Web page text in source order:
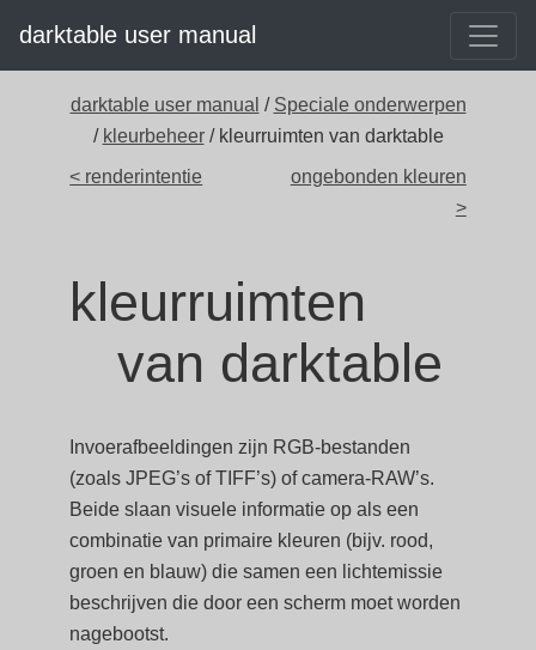
darktable user manual
darktable user manual / Speciale onderwerpen
/ kleurbeheer/ kleurruimten van darktable
< renderintentie
ongebonden kleuren
>
kleurruimten
van darktable
Invoerafbeeldingen zijn RGB-bestanden
(zoals JPEG’s of TIFF’s) of camera-RAW’s.
Beide slaan visuele informatie op als een
combinatie van primaire kleuren (bijv. rood,
groen en blauw) die samen een lichtemissie
beschrijven die door een scherm moet worden
nagebootst.